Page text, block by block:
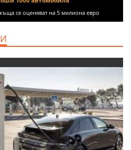
се оценяват на 5 милиона евро